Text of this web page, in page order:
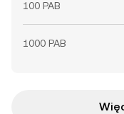
100 PAB
1000 PAB